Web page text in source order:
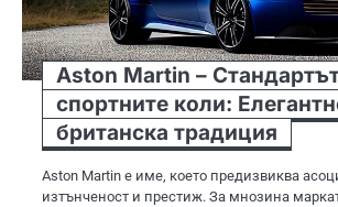
Aston Martin –
спортните коли:
британска традиция
Aston Martin е име, което предизвиква
изтънченост и престиж. За мнозина